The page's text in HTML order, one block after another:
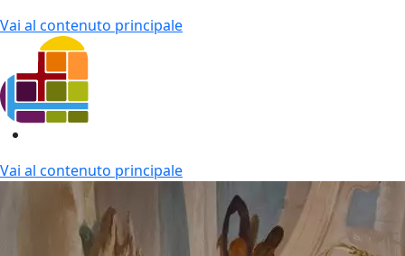
Vai al contenuto principale
Vai al contenuto principale